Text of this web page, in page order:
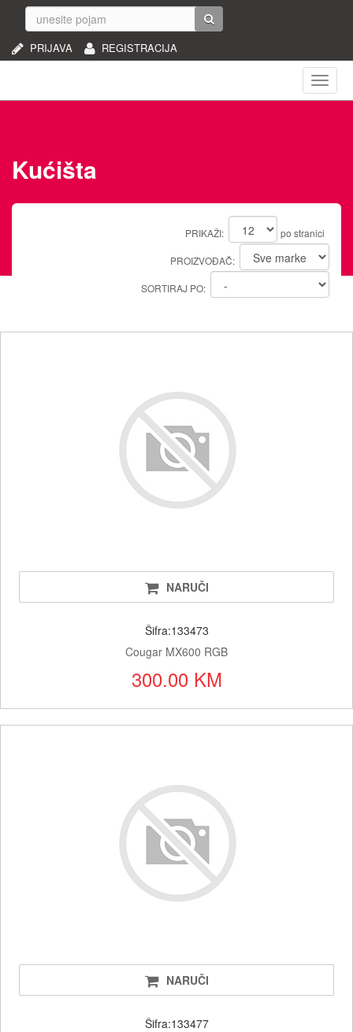
REGISTRACIJA
PRIJAVA
Kućišta
PRIKAŽI: po stranici
PROIZVOĐAČ:
SORTIRAJ PO:
NARUČI
Šifra:133473
Cougar MX600 RGB
300.00 KM
NARUČI
Šifra:133477